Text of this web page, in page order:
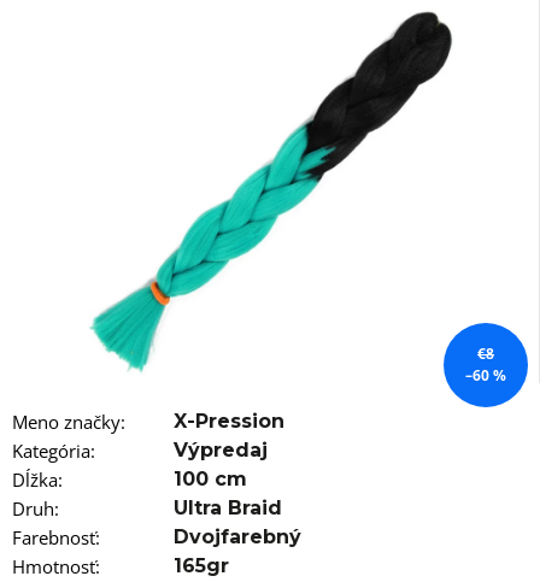
€8
–60 %
Meno značky: X-Pression
Kategória: Výpredaj
Dĺžka: 100 cm
Druh: Ultra Braid
Farebnosť: Dvojfarebný
Hmotnosť: 165gr
HĽADAŤ
o
r
ú
č
a
m